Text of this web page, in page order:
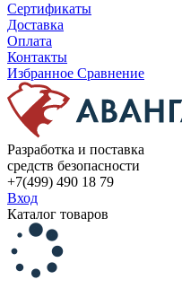
Сертификаты
Доставка
Оплата
Контакты
Избранное Сравнение
Разработка и поставка
средств безопасности
+7(499) 490 18 79
Вход
Каталог товаров